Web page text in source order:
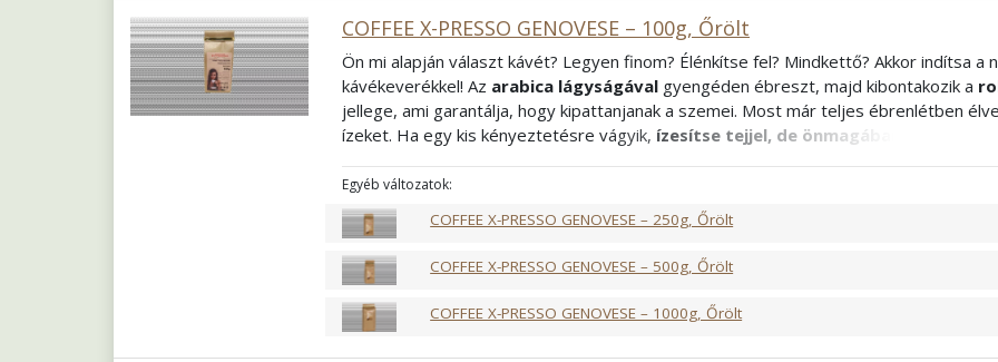
COFFEE X-PRESSO GENOVESE – 100g, Őrölt
Ön mi alapján választ kávét? Legyen finom? Élénkítse fel? Mindkettő? Akkor indítsa a
kávékeverékkel! Az arabica lágyságával gyengéden ébreszt, majd kibontakozik a
jellege, ami garantálja, hogy kipattanjanak a szemei. Most már teljes ébrenlétben
ízeket. Ha egy kis kényeztetésre vágyik, ízesítse tejjel, de önmagában fogyasztva
egyedül, akár kollégáival és barátaival együtt. Az ázsiai és dél-amerikai
keverékünk mindenki számára kellemes élményt nyújt.
Összetétel60% Arabica, 40% Robusta
Pörkölés
Közép francia
Őrlés
Egyéb változatok:
COFFEE X-PRESSO GENOVESE – 250g, Őrölt
COFFEE X-PRESSO GENOVESE – 500g, Őrölt
COFFEE X-PRESSO GENOVESE – 1000g, Őrölt